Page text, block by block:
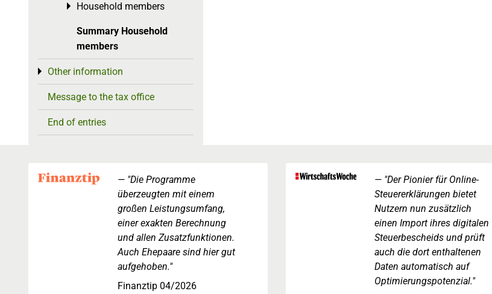
Household members
Toggle menu
Summary Household
members
Other information
Toggle menu
Message to the tax office
End of entries
"Die Programme
überzeugten mit einem
großen Leistungsumfang,
einer exakten Berechnung
und allen Zusatzfunktionen.
Auch Ehepaare sind hier gut
aufgehoben."
Finanztip 04/2026
"Der Pionier für Online-
Steuererklärungen bietet
Nutzern nun zusätzlich
einen Import ihres digitalen
Steuerbescheids und prüft
auch die dort enthaltenen
Daten automatisch auf
Optimierungspotenzial."